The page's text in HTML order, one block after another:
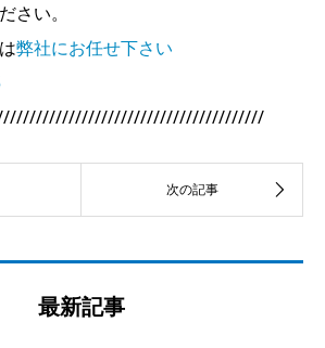
さい。
弊社にお任せ下さい
最新記事